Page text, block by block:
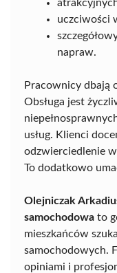
uczciwości
napraw.
Pracownicy dbają
Obsługa jest
usług. Klienci
odzwierciedlenie
To dodatkowo
Olejniczak
samochodowa to
mieszkańców
samochodowych.
opiniami i